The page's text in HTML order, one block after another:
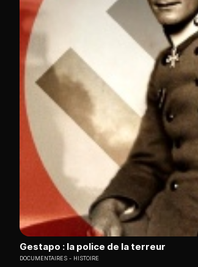
Gestapo : la police de la terreur
DOCUMENTAIRES HISTOIRE